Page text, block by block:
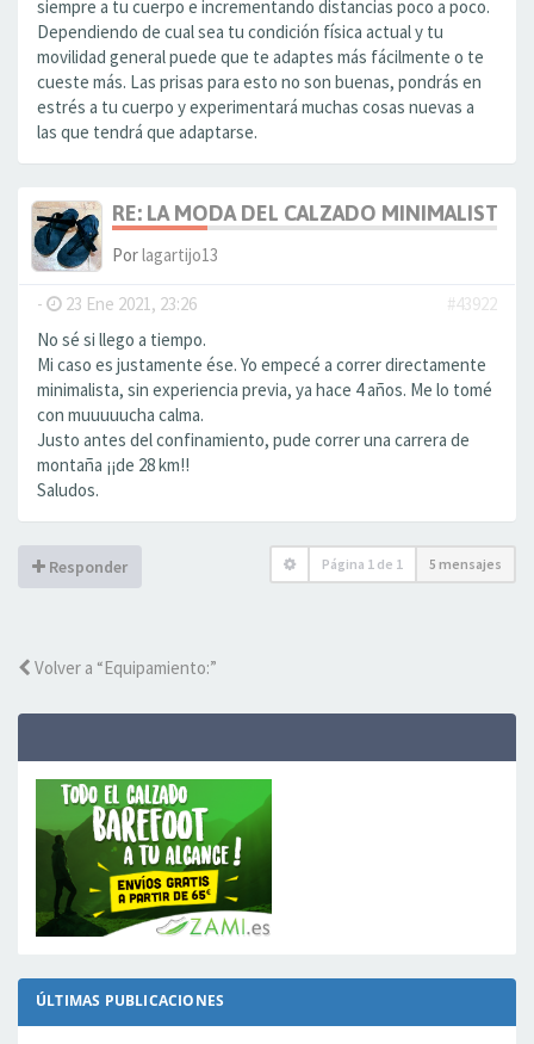
ÚLTIMAS PUBLICACIONES
siempre a tu cuerpo e incrementando distancias poco a poco.
Dependiendo de cual sea tu condición física actual y tu
movilidad general puede que te adaptes más fácilmente o te
cueste más. Las prisas para esto no son buenas, pondrás en
estrés a tu cuerpo y experimentará muchas cosas nuevas a
las que tendrá que adaptarse.
RE: LA MODA DEL CALZADO MINIMALISTA
Porlagartijo13
- 23 Ene 2021, 23:26
#43922
No sé si llego a tiempo.
Mi caso es justamente ése. Yo empecé a correr directamente
minimalista, sin experiencia previa, ya hace 4 años. Me lo tomé
con muuuuucha calma.
Justo antes del confinamiento, pude correr una carrera de
montaña ¡¡de 28 km!!
Saludos.
Responder Página 1 de 1 5 mensajes
Volver a “Equipamiento:”